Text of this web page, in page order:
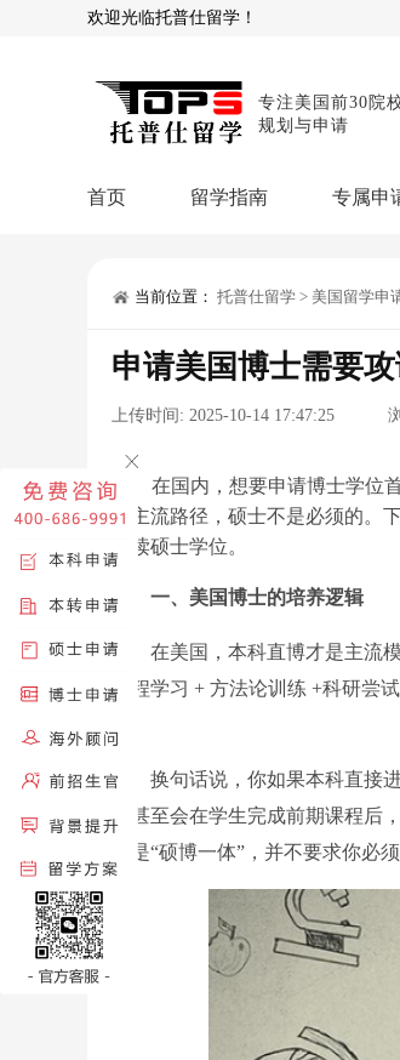
欢迎光临托普仕留学！
专注美国前30院
规划与申请
首页 留学指南
留学攻略
留学资讯
专属申
本
博
当前位置： 托普仕留学 > 美国留学申
申请美国博士需要
上传时间: 2025-10-14 17:47:25
在国内，想要申请博士学位
是主流路径，硕士不是必须的。
攻读硕士学位。
一、美国博士的培养逻辑
在美国，本科直博才是主流模式
课程学习 + 方法论训练 +科研尝
换句话说，你如果本科直接进
校甚至会在学生完成前期课程后
就是“硕博一体”，并不要求你必